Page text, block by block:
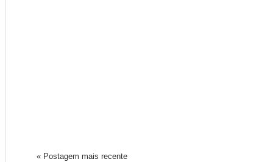
« Postagem mais recente